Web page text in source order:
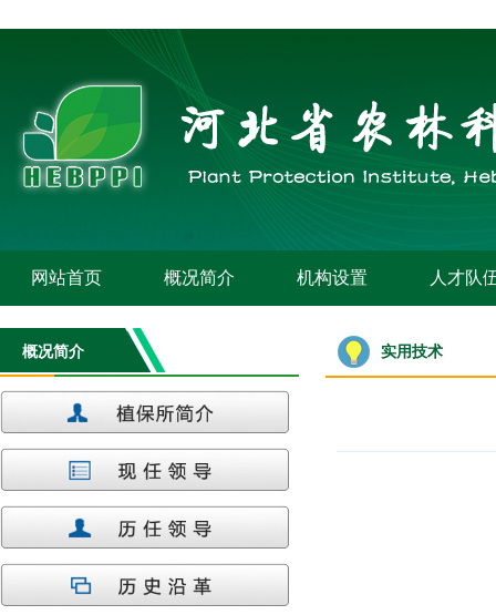
网站首页 概况简介 机构设置 人才队
概况简介 实用技术